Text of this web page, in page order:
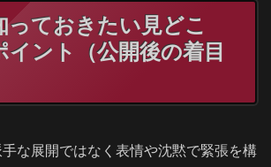
っておきたい見どこ
イント（公開後の着目
な展開ではなく表情や沈黙で緊張を構